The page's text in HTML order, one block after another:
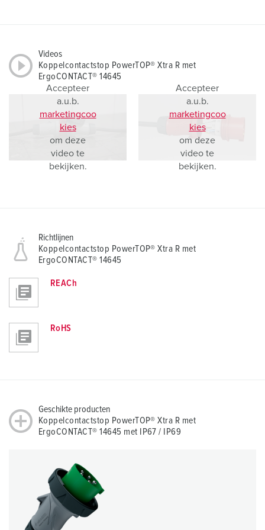
Videos
Koppelcontactstop PowerTOP® Xtra R met
ErgoCONTACT® 14645
Accepteer
a.u.b.
marketingcoo
kies
om deze
video te
bekijken.
Accepteer
a.u.b.
marketingcoo
kies
om deze
video te
bekijken.
Richtlijnen
Koppelcontactstop PowerTOP® Xtra R met
ErgoCONTACT® 14645
REACh
RoHS
Geschikte producten
Koppelcontactstop PowerTOP® Xtra R met
ErgoCONTACT® 14645 met IP67 / IP69